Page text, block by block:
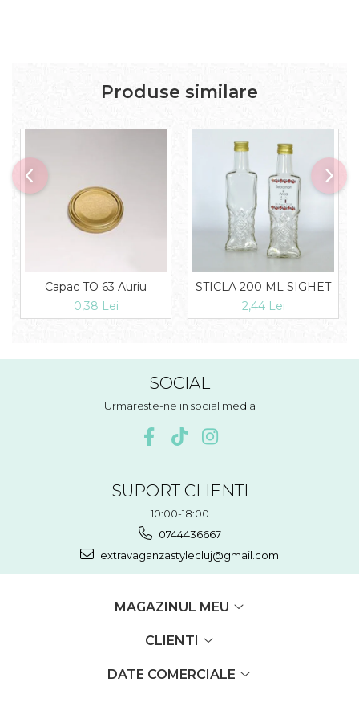
Produse similare
Capac TO 63 Auriu
0,38 Lei
STICLA 200 ML SIGHET
2,44 Lei
SOCIAL
Urmareste-ne in social media
SUPORT CLIENTI
10:00-18:00
0744436667
extravaganzastylecluj@gmail.com
MAGAZINUL MEU
CLIENTI
DATE COMERCIALE